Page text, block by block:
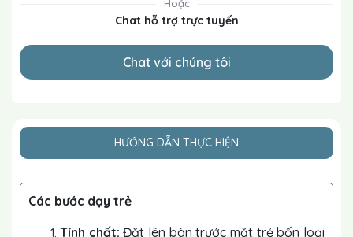
Hoặc
Chat hỗ trợ trực tuyến
Chat với chúng tôi
HƯỚNG DẪN THỰC HIỆN
Các bước dạy trẻ
Tính chất:Đặt lên bàn trước mặt trẻ bốn loại